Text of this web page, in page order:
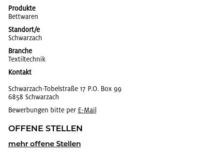
Produkte
Bett­wa­ren
Standort/e
Schwar­zach
Branche
Tex­til­tech­nik
Kontakt
Schwar­zach-To­bel­stra­ße 17 P.O. Box 99
6858 Schwar­zach
Bewerbungen bitte per E-Mail
OF­FE­NE STEL­LEN
mehr of­fe­ne Stel­len